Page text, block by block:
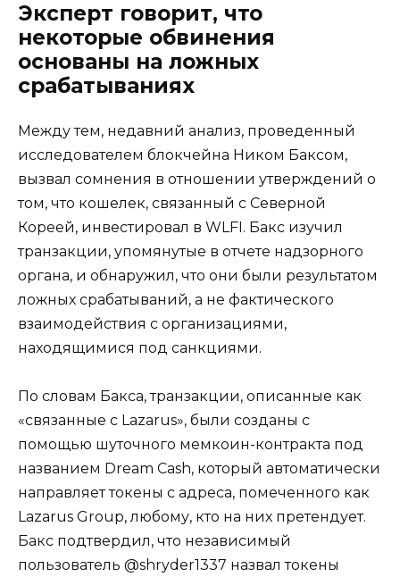
Эксперт говорит, что
некоторые обвинения
основаны на ложных
срабатываниях
Между тем, недавний анализ, проведенный
исследователем блокчейна Ником Баксом,
вызвал сомнения в отношении утверждений о
том, что кошелек, связанный с Северной
Кореей, инвестировал в WLFI. Бакс изучил
транзакции, упомянутые в отчете надзорного
органа, и обнаружил, что они были результатом
ложных срабатываний, а не фактического
взаимодействия с организациями,
находящимися под санкциями.
По словам Бакса, транзакции, описанные как
«связанные с Lazarus», были созданы с
помощью шуточного мемкоин-контракта под
названием Dream Cash, который автоматически
направляет токены с адреса, помеченного как
Lazarus Group, любому, кто на них претендует.
Бакс подтвердил, что независимый
пользователь @shryder1337 назвал токены